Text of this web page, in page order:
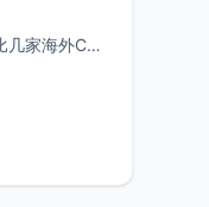
好文章，正好最近在对比几家海外CDN。文中提到CF免费版不支持自定义回源端口和HOST这个痛点太真实